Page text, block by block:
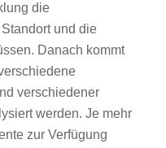
die
und die
Danach kommt
verschiedener
werden. Je mehr
zur Verfügung